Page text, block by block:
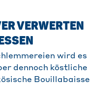
VERWERTEN
wird es
dennoch köstliche
Bouillabaisse